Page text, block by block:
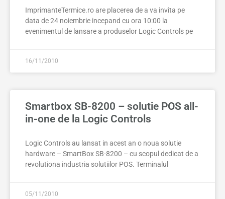
ImprimanteTermice.ro are placerea de a va invita pe
data de 24 noiembrie incepand cu ora 10:00 la
evenimentul de lansare a produselor Logic Controls pe
16/11/2010
Smartbox SB-8200 – solutie POS all-
in-one de la Logic Controls
Logic Controls au lansat in acest an o noua solutie
hardware – SmartBox SB-8200 – cu scopul dedicat de a
revolutiona industria solutiilor POS. Terminalul
05/11/2010